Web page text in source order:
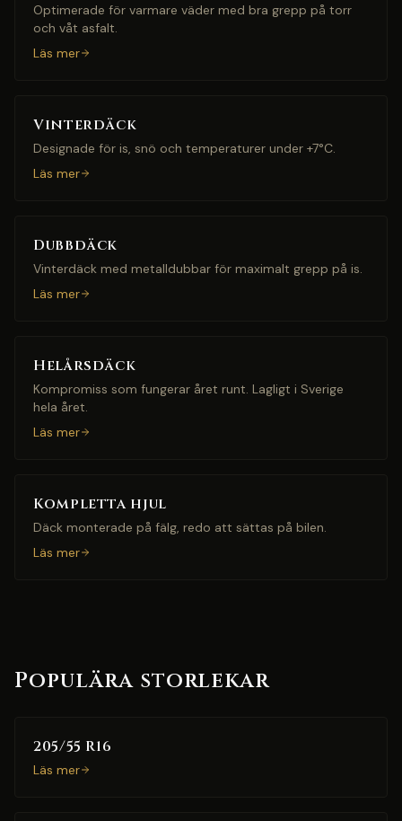
Optimerade för varmare väder med bra grepp på torr
och våt asfalt.
Läs mer
Vinterdäck
Designade för is, snö och temperaturer under +7°C.
Läs mer
Dubbdäck
Vinterdäck med metalldubbar för maximalt grepp på is.
Läs mer
Helårsdäck
Kompromiss som fungerar året runt. Lagligt i Sverige
hela året.
Läs mer
Kompletta hjul
Däck monterade på fälg, redo att sättas på bilen.
Läs mer
Populära storlekar
205/55 R16
Läs mer